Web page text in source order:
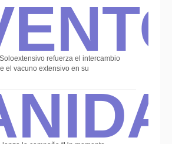
refuerza el intercambio
el vacuno extensivo en su